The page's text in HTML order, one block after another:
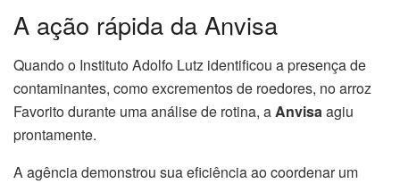
A ação rápida da Anvisa
Quando o Instituto Adolfo Lutz identificou a presença de
contaminantes, como excrementos de roedores, no arroz
Favorito durante uma análise de rotina, aAnvisaagiu
prontamente.
A agência demonstrou sua eficiência ao coordenar um